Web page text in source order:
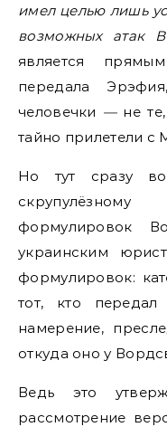
имел целью лишь
возможных атак
является
передала
человечки —не
тайно прилетели с
Но тут сразу
формулировок
украинским
формулировок:
тот, кто
намерение,
откуда оно у
Ведь это
рассмотрение